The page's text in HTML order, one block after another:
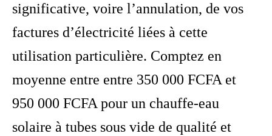
significative, voire l’annulation, de vos
factures d’électricité liées à cette
utilisation particulière. Comptez en
moyenne entre entre 350 000 FCFA et
950 000 FCFA pour un chauffe-eau
solaire à tubes sous vide de qualité et